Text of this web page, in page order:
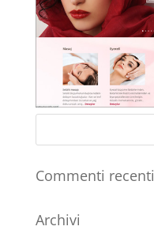
Commenti recenti
Archivi